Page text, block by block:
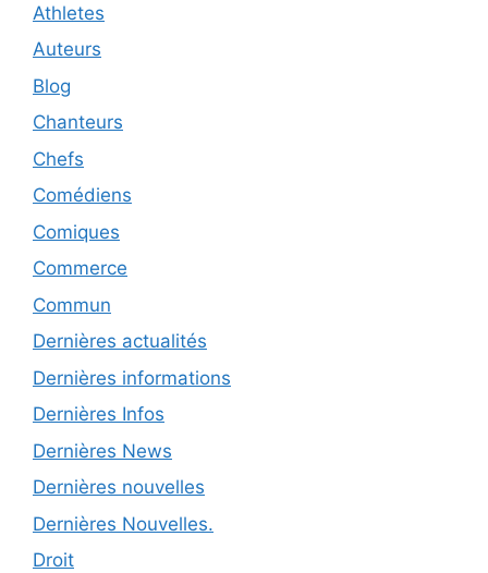
Athletes
Auteurs
Blog
Chanteurs
Chefs
Comédiens
Comiques
Commerce
Commun
Dernières actualités
Dernières informations
Dernières Infos
Dernières News
Dernières nouvelles
Dernières Nouvelles.
Droit